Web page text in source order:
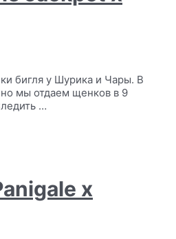
бигля у Шурика и Чары. В
мы отдаем щенков в 9
…
х